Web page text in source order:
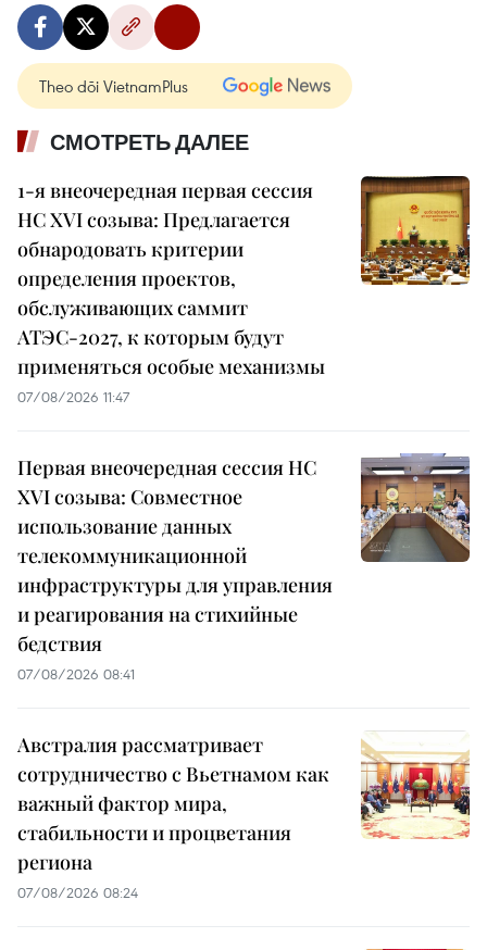
Theo dõi VietnamPlus
СМОТРЕТЬ ДАЛЕЕ
1-я внеочередная первая сессия
НС XVI созыва: Предлагается
обнародовать критерии
определения проектов,
обслуживающих саммит
АТЭС-2027, к которым будут
применяться особые механизмы
07/08/2026 11:47
Первая внеочередная сессия НС
XVI созыва: Совместное
использование данных
телекоммуникационной
инфраструктуры для управления
и реагирования на стихийные
бедствия
07/08/2026 08:41
Австралия рассматривает
сотрудничество с Вьетнамом как
важный фактор мира,
стабильности и процветания
региона
07/08/2026 08:24